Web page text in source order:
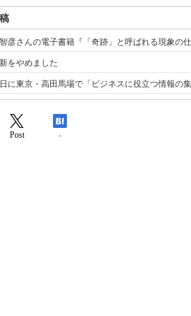
彦さんの電子書籍『「奇跡」と呼ばれる現象の
をやめました
に東京・高田馬場で「ビジネスに役立つ情報の
Post -